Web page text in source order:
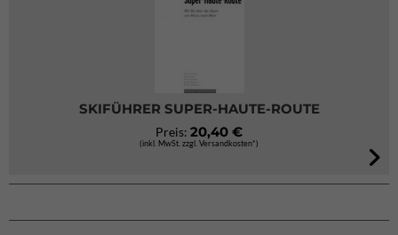
SKIFÜHRER SUPER-HAUTE-ROUTE
Preis: 20,40 €
(inkl. MwSt. zzgl. Versandkosten*)